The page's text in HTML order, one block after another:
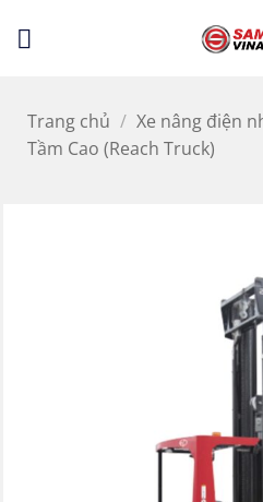
qua
Trang chủ / Xe nâng điện
Tầm Cao (Reach Truck)